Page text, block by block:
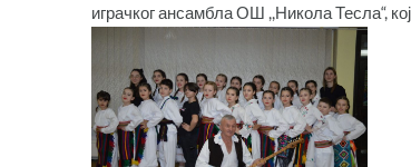
играчког ансамбла ОШ ,,Никола Тесла“,